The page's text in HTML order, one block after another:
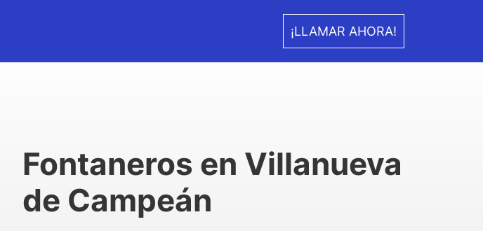
¡LLAMAR AHORA!
Fontaneros en Villanueva
de Campeán